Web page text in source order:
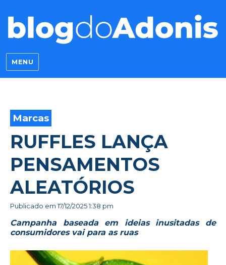
Blog do Adonis
MENU
Marcas
RUFFLES LANÇA
PENSAMENTOS
ALEATÓRIOS
Publicado em17/12/2025 1:38 pm
Campanha baseada em ideias inusitadas de
consumidores vai para as ruas